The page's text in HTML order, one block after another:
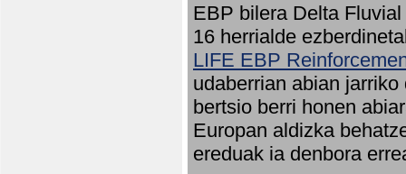
EBP bilera Delta
16 herrialde
LIFE EBP
udaberrian abian
bertsio berri honen
Europan aldizka
ereduak ia denbora